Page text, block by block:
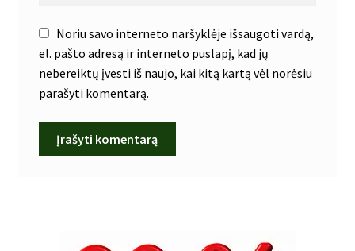
Noriu savo interneto naršyklėje išsaugoti vardą,
el. pašto adresą ir interneto puslapį, kad jų
nebereiktų įvesti iš naujo, kai kitą kartą vėl norėsiu
parašyti komentarą.